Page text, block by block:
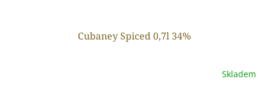
Cubaney Spiced 0,7l 34%
Skladem